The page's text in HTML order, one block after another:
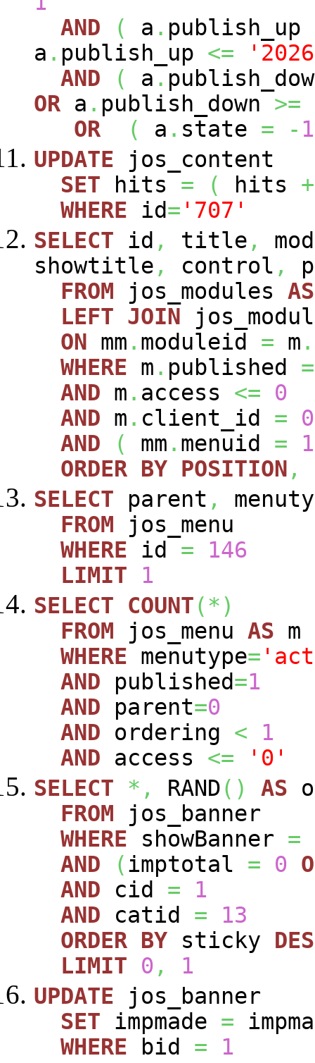
AND
( a . publish_up
a . publish_up <=
AND
( a .
OR a . publish_down >=
OR
( a . state = - 1
UPDATE jos_content
SET hits = ( hits +
WHERE id= '707'
SELECT id , title ,
showtitle , control ,
FROM jos_modules AS
LEFT JOIN
ON mm . moduleid = m .
WHERE m . published =
AND m . access <=
0
AND m . client_id =
0
AND
( mm . menuid =
ORDER BY POSITION ,
SELECT parent ,
FROM jos_menu
WHERE id =
146
LIMIT
1
SELECT
COUNT(*)
FROM jos_menu AS m
WHERE menutype=
AND published=1
AND parent=0
AND ordering <
1
AND access <=
'0'
SELECT
*, RAND( ) AS
FROM jos_banner
WHERE showBanner =
AND
(imptotal = 0
AND cid =
1
AND catid =
13
ORDER BY sticky
LIMIT
0 ,
1
UPDATE jos_banner
SET impmade =
WHERE bid =
1